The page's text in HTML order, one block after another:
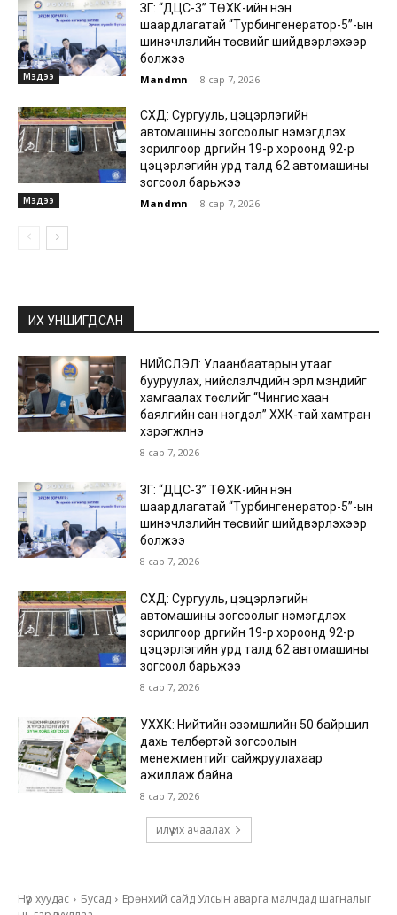
Мэдээ
ЗГ: “ДЦС-3” ТӨХК-ийн нэн
шаардлагатай “Турбингенератор-5”-ын
шинэчлэлийн төсвийг шийдвэрлэхээр
болжээ
Mandmn - 8 сар 7, 2026
Мэдээ
СХД: Сургууль, цэцэрлэгийн
автомашины зогсоолыг нэмэгдүүлэх
зорилгоор дүүргийн 19-р хороонд 92-р
цэцэрлэгийн урд талд 62 автомашины
зогсоол барьжээ
Mandmn - 8 сар 7, 2026
ИХ УНШИГДСАН
НИЙСЛЭЛ: Улаанбаатарын утааг
бууруулах, нийслэлчүүдийн эрүүл мэндийг
хамгаалах төслийг “Чингис хаан
баялгийн сан нэгдэл” ХХК-тай хамтран
хэрэгжүүлнэ
8 сар 7, 2026
ЗГ: “ДЦС-3” ТӨХК-ийн нэн
шаардлагатай “Турбингенератор-5”-ын
шинэчлэлийн төсвийг шийдвэрлэхээр
болжээ
8 сар 7, 2026
СХД: Сургууль, цэцэрлэгийн
автомашины зогсоолыг нэмэгдүүлэх
зорилгоор дүүргийн 19-р хороонд 92-р
цэцэрлэгийн урд талд 62 автомашины
зогсоол барьжээ
8 сар 7, 2026
УХХК: Нийтийн эзэмшлийн 50 байршил
дахь төлбөртэй зогсоолын
менежментийг сайжруулахаар
ажиллаж байна
8 сар 7, 2026
илүү их ачаалах